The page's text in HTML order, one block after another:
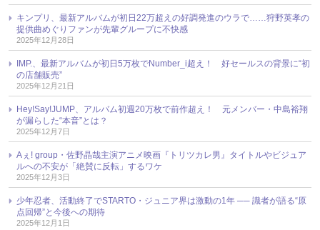
キンプリ、最新アルバムが初日22万超えの好調発進のウラで……狩野英孝の
提供曲めぐりファンが先輩グループに不快感
2025年12月28日
IMP.、最新アルバムが初日5万枚でNumber_i超え！ 好セールスの背景に“初
の店舗販売”
2025年12月21日
Hey!Say!JUMP、アルバム初週20万枚で前作超え！ 元メンバー・中島裕翔
が漏らした“本音”とは？
2025年12月7日
Aぇ! group・佐野晶哉主演アニメ映画『トリツカレ男』タイトルやビジュア
ルへの不安が「絶賛に反転」するワケ
2025年12月3日
少年忍者、活動終了でSTARTO・ジュニア界は激動の1年 ── 識者が語る“原
点回帰”と今後への期待
2025年12月1日